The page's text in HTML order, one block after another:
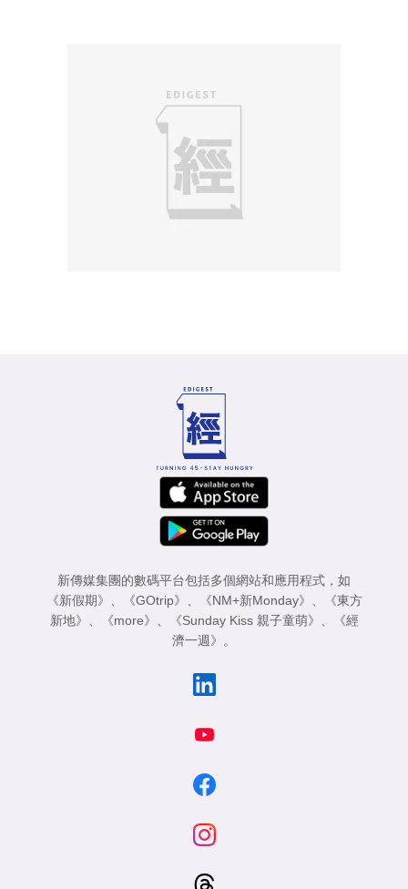
新傳媒集團的數碼平台包括多個網站和應用程式，如
《新假期》 、 《GOtrip》 、 《NM+新Monday》 、
《東方
新地》 、 《more》 、 《Sunday Kiss 親子童萌》 、
《經
濟一週》 。